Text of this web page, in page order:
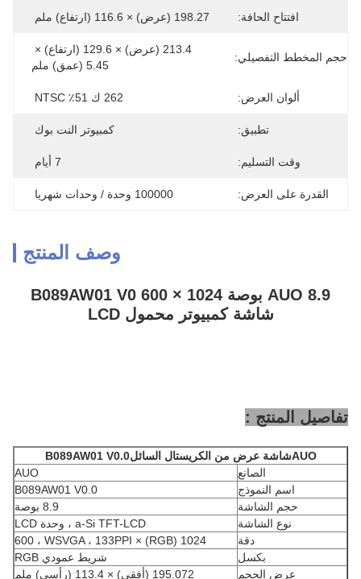
افتتاح الحافة: 198.27 (عرض) × 116.6 (ارتفاع) ملم
حجم المخطط التفصيلي:
5.45 (عمق) ملم
ألوان العرض: 262 ك 51٪ NTSC
تطبيق: كمبيوتر النت بوك
وقت التسليم: 7 أيام
القدرة على العرض: 100000 وحدة / وحدات شهريا
وصف المنتج
AUO 8.9 بوصة 1024 × 600 B089AW01 V0
شاشة كمبيوتر محمول LCD
تفاصيل المنتج :
AUOشاشة عرض من الكريستال السائلB089AW01 V0.0
الصانع
AUO
اسم النموذج
B089AW01 V0.0
حجم الشاشة
8.9 بوصة
نوع الشاشة
a-Si TFT-LCD ، وحدة LCD
دقة
1024 (RGB) × 600 ، WSVGA ، 133PPI
بكسل
شريط عمودي RGB
عرض الحجم
195.072 (أفقي) × 113.4 (رأسي) ملم